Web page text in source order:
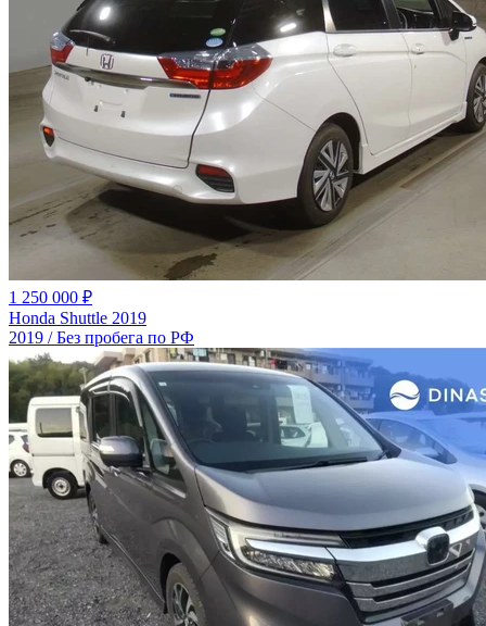
1 250 000 ₽
Honda Shuttle 2019
2019 / Без пробега по РФ